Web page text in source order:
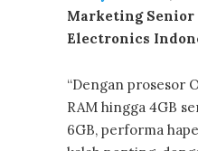
Marketing Senior
Electronics
“Dengan prosesor
RAM hingga 4GB
6GB, performa